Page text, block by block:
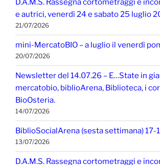
D.A.M.S. Rassegna cortometraggi e
e autrici, venerdì 24 e sabato 25 luglio
21/07/2026
mini-MercatoBIO – a luglio il venerdì
20/07/2026
Newsletter del 14.07.26 – E…State in
mercatobio, biblioArena, Biblioteca, i
BioOsteria.
14/07/2026
BiblioSocialArena (sesta settimana) 17-
13/07/2026
D.A.M.S. Rassegna cortometraggi e